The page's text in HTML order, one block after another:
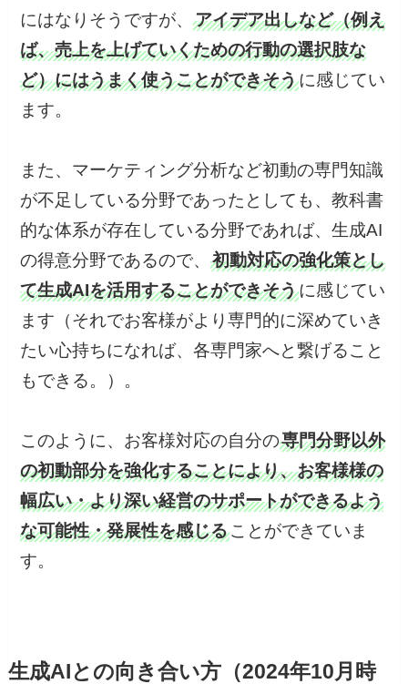
にはなりそうですが、アイデア出しなど（例え
ば、売上を上げていくための行動の選択肢な
ど）にはうまく使うことができそうに感じてい
ます。
また、マーケティング分析など初動の専門知識
が不足している分野であったとしても、教科書
的な体系が存在している分野であれば、生成AI
の得意分野であるので、初動対応の強化策とし
て生成AIを活用することができそうに感じてい
ます（それでお客様がより専門的に深めていき
たい心持ちになれば、各専門家へと繋げること
もできる。）。
このように、お客様対応の自分の専門分野以外
の初動部分を強化することにより、お客様様の
幅広い・より深い経営のサポートができるよう
な可能性・発展性を感じることができていま
す。
生成AIとの向き合い方（2024年10月時